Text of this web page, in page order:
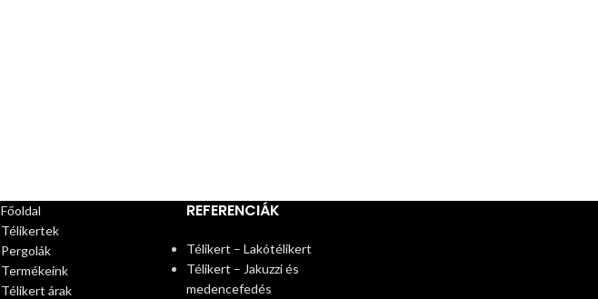
Főoldal
Télikertek
Pergolák
Termékeink
Télikert árak
REFERENCIÁK
Télikert – Lakótélikert
Télikert – Jakuzzi és
medencefedés